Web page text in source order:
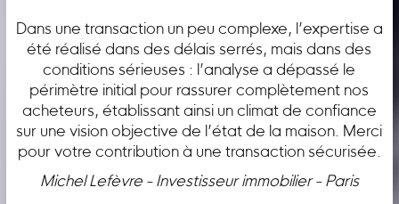
Dans une transaction un peu complexe, l’expertise a
été réalisé dans des délais serrés, mais dans des
conditions sérieuses : l’analyse a dépassé le
périmètre initial pour rassurer complètement nos
acheteurs, établissant ainsi un climat de confiance
sur une vision objective de l’état de la maison. Merci
pour votre contribution à une transaction sécurisée.
Michel Lefèvre - Investisseur immobilier - Paris